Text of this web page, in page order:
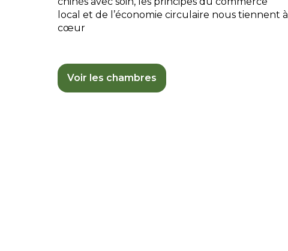
local et de l’économie circulaire nous tiennent à
cœur
Voir les chambres